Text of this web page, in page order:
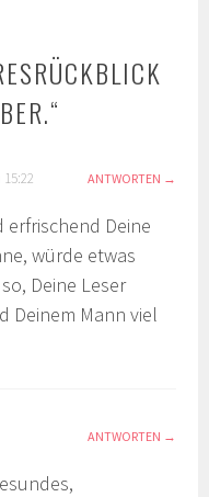
“
ANTWORTEN
erfrischend Deine
würde etwas
Deine Leser
Deinem Mann viel
ANTWORTEN